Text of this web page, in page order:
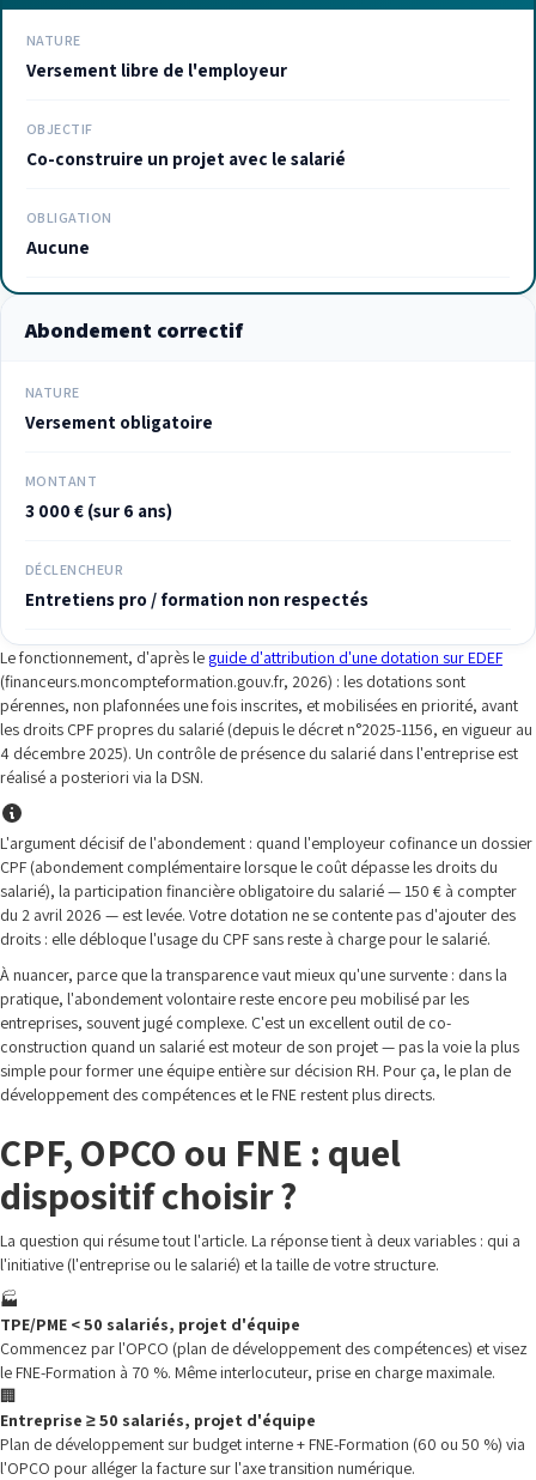
NATURE
Versement libre de l'employeur
OBJECTIF
Co-construire un projet avec le salarié
OBLIGATION
Aucune
Abondement correctif
NATURE
Versement obligatoire
MONTANT
3 000 € (sur 6 ans)
DÉCLENCHEUR
Entretiens pro / formation non respectés
Le fonctionnement, d'après le guide d'attribution d'une dotation sur EDEF
(financeurs.moncompteformation.gouv.fr, 2026) : les dotations sont
pérennes, non plafonnées une fois inscrites, et mobilisées en priorité, avant
les droits CPF propres du salarié (depuis le décret n°2025-1156, en vigueur au
4 décembre 2025). Un contrôle de présence du salarié dans l'entreprise est
réalisé a posteriori via la DSN.
L'argument décisif de l'abondement : quand l'employeur cofinance un dossier
CPF (abondement complémentaire lorsque le coût dépasse les droits du
salarié), la participation financière obligatoire du salarié — 150 € à compter
du 2 avril 2026 — est levée. Votre dotation ne se contente pas d'ajouter des
droits : elle débloque l'usage du CPF sans reste à charge pour le salarié.
À nuancer, parce que la transparence vaut mieux qu'une survente : dans la
pratique, l'abondement volontaire reste encore peu mobilisé par les
entreprises, souvent jugé complexe. C'est un excellent outil de co-
construction quand un salarié est moteur de son projet — pas la voie la plus
simple pour former une équipe entière sur décision RH. Pour ça, le plan de
développement des compétences et le FNE restent plus directs.
CPF, OPCO ou FNE : quel
dispositif choisir ?
La question qui résume tout l'article. La réponse tient à deux variables : qui a
l'initiative (l'entreprise ou le salarié) et la taille de votre structure.
🏭
TPE/PME < 50 salariés, projet d'équipe
Commencez par l'OPCO (plan de développement des compétences) et visez
le FNE-Formation à 70 %. Même interlocuteur, prise en charge maximale.
🏢
Entreprise ≥ 50 salariés, projet d'équipe
Plan de développement sur budget interne + FNE-Formation (60 ou 50 %) via
l'OPCO pour alléger la facture sur l'axe transition numérique.